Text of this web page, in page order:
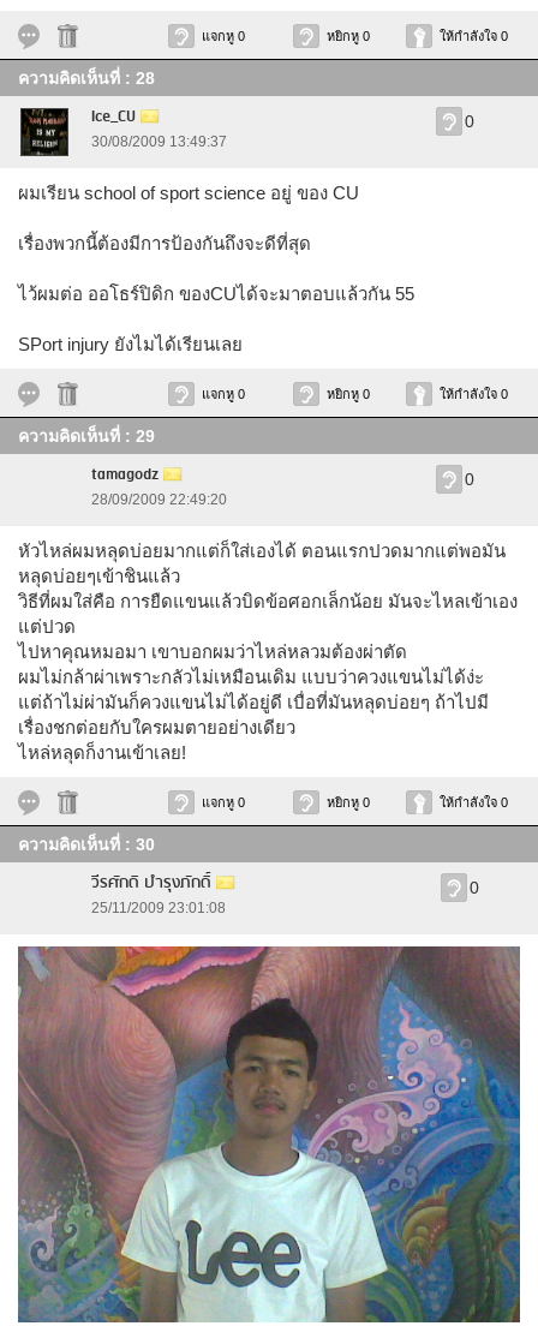
แจกหู 0 หยิกหู 0 ให้กำลังใจ 0
ความคิดเห็นที่ : 28
Ice_CU
30/08/2009 13:49:37
0
ผมเรียน school of sport science อยู่ ของ CU
เรื่องพวกนี้ต้องมีการป้องกันถึงจะดีที่สุด
ไว้ผมต่อ ออโธร์ปิดิก ของCUได้จะมาตอบแล้วกัน 55
SPort injury ยังไมได้เรียนเลย
แจกหู 0 หยิกหู 0 ให้กำลังใจ 0
ความคิดเห็นที่ : 29
tamagodz
28/09/2009 22:49:20
0
หัวไหล่ผมหลุดบ่อยมากแต่ก็ใส่เองได้ ตอนแรกปวดมากแต่พอมัน
หลุดบ่อยๆเข้าชินแล้ว
วิธีที่ผมใส่คือ การยืดแขนแล้วบิดข้อศอกเล็กน้อย มันจะไหลเข้าเอง
แต่ปวด
ไปหาคุณหมอมา เขาบอกผมว่าไหล่หลวมต้องผ่าตัด
ผมไม่กล้าผ่าเพราะกลัวไม่เหมือนเดิม แบบว่าควงแขนไม่ได้ง่ะ
แต่ถ้าไม่ผ่ามันก็ควงแขนไม่ได้อยู่ดี เบื่อที่มันหลุดบ่อยๆ ถ้าไปมี
เรื่องชกต่อยกับใครผมตายอย่างเดียว
ไหล่หลุดก็งานเข้าเลย!
แจกหู 0 หยิกหู 0 ให้กำลังใจ 0
ความคิดเห็นที่ : 30
วีรศักดิ บำรุงภักดิ์
25/11/2009 23:01:08
0